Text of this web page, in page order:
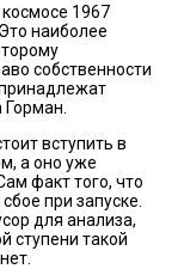
1967
наиболее
собственности
вступить в
а оно уже
факт того, что
при запуске.
для анализа,
ступени такой